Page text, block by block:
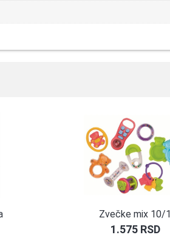
Zvečke mix 10/1
1.575 RSD